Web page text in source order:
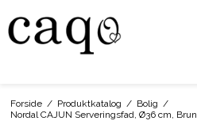
Forside / Produktkatalog / Bolig /
Nordal CAJUN Serveringsfad, Ø36 cm, Brun